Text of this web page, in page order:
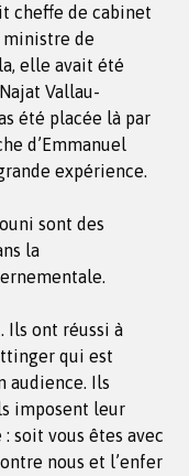
cheffe de cabinet
de
elle avait été
Vallau-
été placée là par
d’Emmanuel
expérience.
sont des
la
Ils ont réussi à
qui est
audience. Ils
imposent leur
soit vous êtes avec
nous et l’enfer